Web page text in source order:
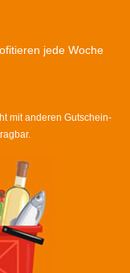
jede Woche
mit anderen Gutschein-